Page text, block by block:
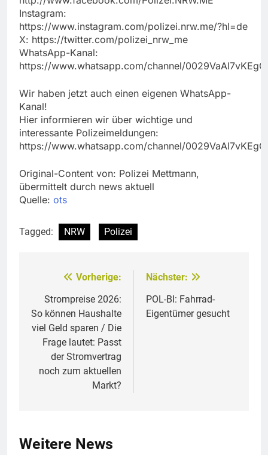
Instagram:
https://www.instagram.com/polizei.nrw.me/?hl=de
X: https://twitter.com/polizei_nrw_me
WhatsApp-Kanal:
https://www.whatsapp.com/channel/
Wir haben jetzt auch einen eigenen WhatsApp-
Kanal!
Hier informieren wir über wichtige und
interessante Polizeimeldungen:
https://www.whatsapp.com/channel/
Original-Content von: Polizei Mettmann,
übermittelt durch news aktuell
Quelle: ots
Tagged: NRW Polizei
Beitragsnavigation
Vorherige:
Strompreise 2026:
So können Haushalte
viel Geld sparen / Die
Frage lautet: Passt
der Stromvertrag
noch zum aktuellen
Markt?
Nächster:
POL-BI: Fahrrad-
Eigentümer gesucht
Weitere News